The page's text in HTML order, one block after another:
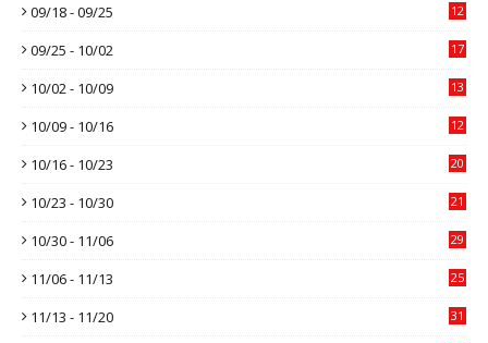
09/18 - 09/25 12
09/25 - 10/02 17
10/02 - 10/09 13
10/09 - 10/16 12
10/16 - 10/23 20
10/23 - 10/30 21
10/30 - 11/06 29
11/06 - 11/13 25
11/13 - 11/20 31